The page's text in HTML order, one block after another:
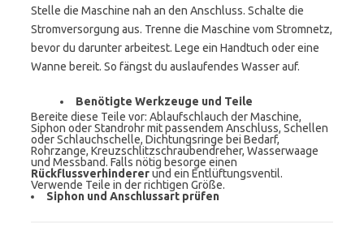
Stelle die Maschine nah an den Anschluss. Schalte die
Stromversorgung aus. Trenne die Maschine vom Stromnetz,
bevor du darunter arbeitest. Lege ein Handtuch oder eine
Wanne bereit. So fängst du auslaufendes Wasser auf.
Benötigte Werkzeuge und Teile
Bereite diese Teile vor: Ablaufschlauch der Maschine,
Siphon oder Standrohr mit passendem Anschluss, Schellen
oder Schlauchschelle, Dichtungsringe bei Bedarf,
Rohrzange, Kreuzschlitzschraubendreher, Wasserwaage
und Messband. Falls nötig besorge einen
Rückflussverhindererund ein Entlüftungsventil.
Verwende Teile in der richtigen Größe.
Siphon und Anschlussart prüfen